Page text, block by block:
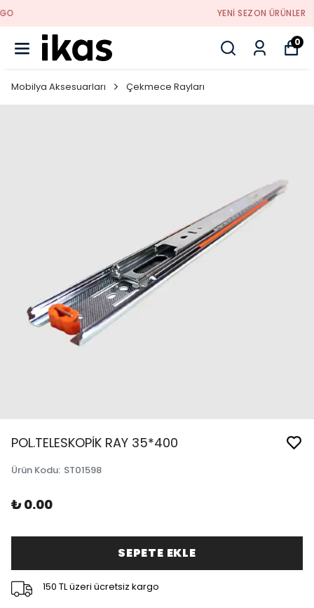
0
Mobilya Aksesuarları Çekmece Rayları
POL.TELESKOPİK RAY 35*400
Ürün Kodu: ST01598
₺ 0.00
SEPETE EKLE
150 TL üzeri ücretsiz kargo